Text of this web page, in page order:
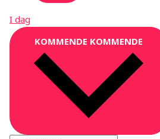
I dag
KOMMENDE KOMMENDE